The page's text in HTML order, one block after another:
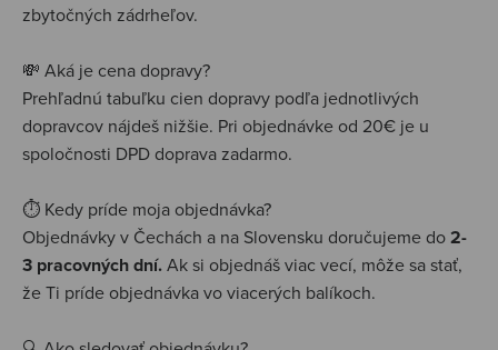
zbytočných zádrheľov.
💸 Aká je cena dopravy?
Prehľadnú tabuľku cien dopravy podľa jednotlivých
dopravcov nájdeš nižšie. Pri objednávke od 20€ je u
spoločnosti DPD doprava zadarmo.
⏱️ Kedy príde moja objednávka?
Objednávky v Čechách a na Slovensku doručujeme do2-
3 pracovných dní.Ak si objednáš viac vecí, môže sa stať,
že Ti príde objednávka vo viacerých balíkoch.